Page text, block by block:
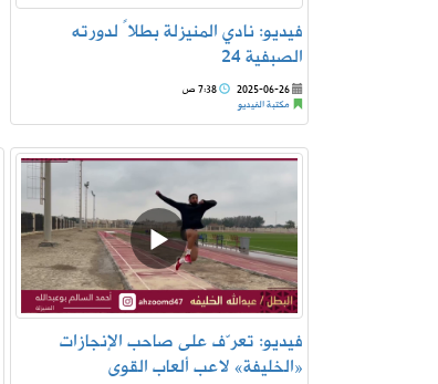
فيديو: نادي المنيزلة بطلاً لدورته
الصبفية 24
2025-06-26
7:38 ص
مكتبة الفيديو
فيديو: تعرّف على صاحب الإنجازات
«الخليفة» لاعب ألعاب القوى